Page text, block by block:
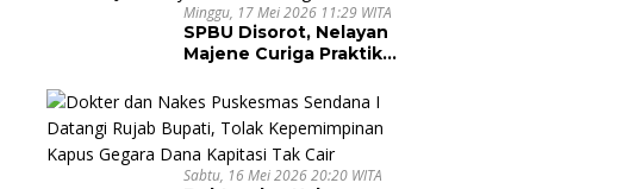
Minggu, 17 Mei 2026 11:29 WITA
SPBU Disorot, Nelayan
Majene Curiga Praktik
Solar Langka
Sabtu, 16 Mei 2026 20:20 WITA